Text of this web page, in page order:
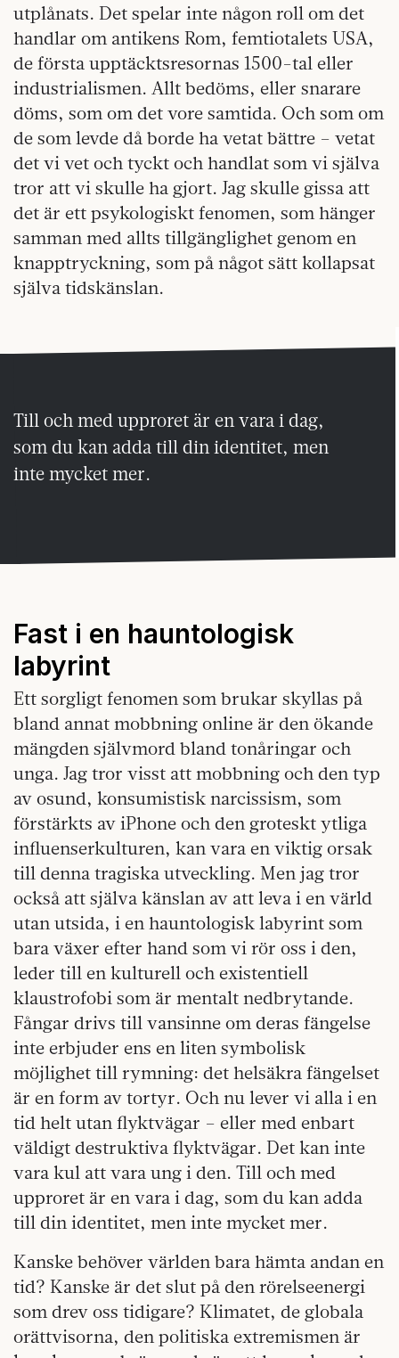
utplånats. Det spelar inte någon roll om det
handlar om antikens Rom, femtiotalets USA,
de första upptäcktsresornas 1500-tal eller
industrialismen. Allt bedöms, eller snarare
döms, som om det vore samtida. Och som om
de som levde då borde ha vetat bättre – vetat
det vi vet och tyckt och handlat som vi själva
tror att vi skulle ha gjort. Jag skulle gissa att
det är ett psykologiskt fenomen, som hänger
samman med allts tillgänglighet genom en
knapptryckning, som på något sätt kollapsat
själva tidskänslan.
Till och med upproret är en vara i dag,
som du kan adda till din identitet, men
inte mycket mer.
Fast i en hauntologisk
labyrint
Ett sorgligt fenomen som brukar skyllas på
bland annat mobbning online är den ökande
mängden självmord bland tonåringar och
unga. Jag tror visst att mobbning och den typ
av osund, konsumistisk narcissism, som
förstärkts av iPhone och den groteskt ytliga
influenserkulturen, kan vara en viktig orsak
till denna tragiska utveckling. Men jag tror
också att själva känslan av att leva i en värld
utan utsida, i en hauntologisk labyrint som
bara växer efter hand som vi rör oss i den,
leder till en kulturell och existentiell
klaustrofobi som är mentalt nedbrytande.
Fångar drivs till vansinne om deras fängelse
inte erbjuder ens en liten symbolisk
möjlighet till rymning: det helsäkra fängelset
är en form av tortyr. Och nu lever vi alla i en
tid helt utan flyktvägar – eller med enbart
väldigt destruktiva flyktvägar. Det kan inte
vara kul att vara ung i den. Till och med
upproret är en vara i dag, som du kan adda
till din identitet, men inte mycket mer.
Kanske behöver världen bara hämta andan en
tid? Kanske är det slut på den rörelseenergi
som drev oss tidigare? Klimatet, de globala
orättvisorna, den politiska extremismen är